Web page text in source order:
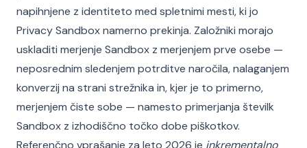
napihnjene z identiteto med spletnimi mesti, ki jo
Privacy Sandbox namerno prekinja. Založniki morajo
uskladiti merjenje Sandbox z merjenjem prve osebe —
neposrednim sledenjem potrditve naročila, nalaganjem
konverzij na strani strežnika in, kjer je to primerno,
merjenjem čiste sobe — namesto primerjanja številk
Sandbox z izhodiščno točko dobe piškotkov.
Referenčno vprašanje za leto 2026 je inkrementalno